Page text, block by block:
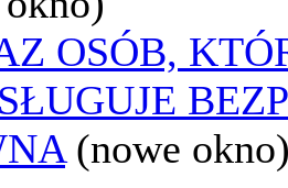
OSÓB,
(nowe